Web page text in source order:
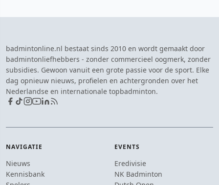
badmintonline.nl bestaat sinds 2010 en wordt gemaakt door
badmintonliefhebbers - zonder commercieel oogmerk, zonder
subsidies. Gewoon vanuit een grote passie voor de sport. Elke
dag opnieuw nieuws, profielen en achtergronden over het
Nederlandse en internationale topbadminton.
NAVIGATIE
Nieuws
Kennisbank
EVENTS
Eredivisie
NK Badminton